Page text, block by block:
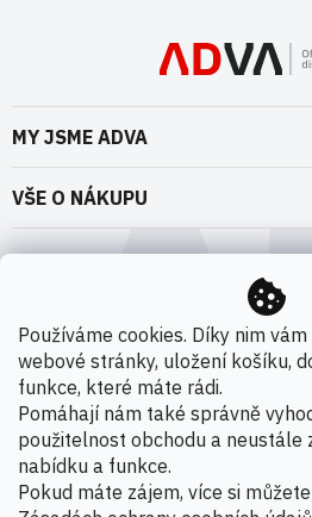
Používáme cookies. Díky nim
webové stránky, uložení košíku,
funkce, které máte rádi.
Pomáhají nám také správně
použitelnost obchodu a neustále
nabídku a funkce.
Pokud máte zájem, více si
MY JSME ADVA
O nás
Naše dokumenty
Kontakty
Novinky
VŠE O NÁKUPU
Doprava a platba
VOP pro spotřebitele - fyzické osoby
VOP pro nakupující podnikatele
VOP Letectví / GT&C Aerospace
Zpracování osobních údajů
Kamenná prodejna
Možnosti
Copyright 2026
Všechna práva